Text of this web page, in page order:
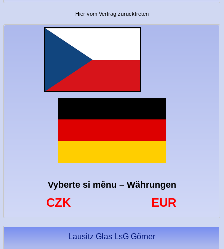
Hier vom Vertrag zurücktreten
Vyberte si měnu – Währungen
CZK EUR
Lausitz Glas LsG Gőrner